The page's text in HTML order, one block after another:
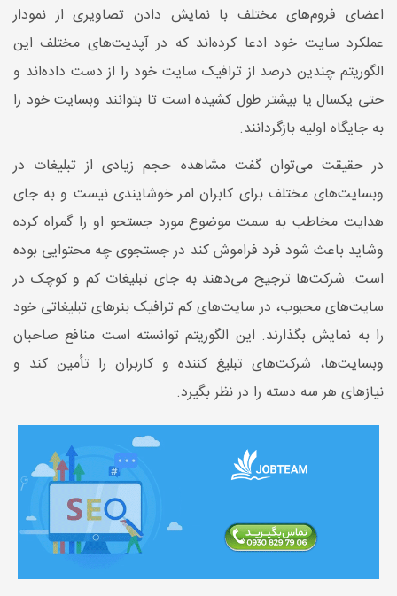
اعضای فروم‌های مختلف با نمایش دادن تصاویری از نمودار
عملکرد سایت خود ادعا کرده‌اند که در آپدیت‌های مختلف این
الگوریتم چندین درصد از ترافیک سایت خود را از دست داده‌اند و
حتی یکسال یا بیشتر طول کشیده است تا بتوانند وبسایت خود را
به جایگاه اولیه بازگردانند.
در حقیقت می‌توان گفت مشاهده حجم زیادی از تبلیغات در
وبسایت‌های مختلف برای کابران امر خوشایندی نیست و به جای
هدایت مخاطب به سمت موضوع مورد جستجو او را گمراه کرده
وشاید باعث ‌شود فرد فراموش کند در جستجوی چه محتوایی بوده
است. شرکت‌ها ترجیح می‌دهند به جای تبلیغات کم و کوچک در
سایت‌های محبوب، در سایت‌های کم ترافیک بنرهای تبلیغاتی خود
را به نمایش بگذارند. این الگوریتم توانسته است منافع صاحبان
وبسایت‌ها، شرکت‌های تبلیغ کننده و کاربران را تأمین کند و
نیازهای هر سه دسته را در نظر بگیرد.